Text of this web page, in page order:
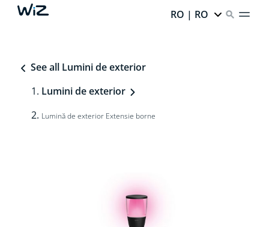
RO | RO
See all Lumini de exterior
Lumini de exterior
Lumină de exterior Extensie borne